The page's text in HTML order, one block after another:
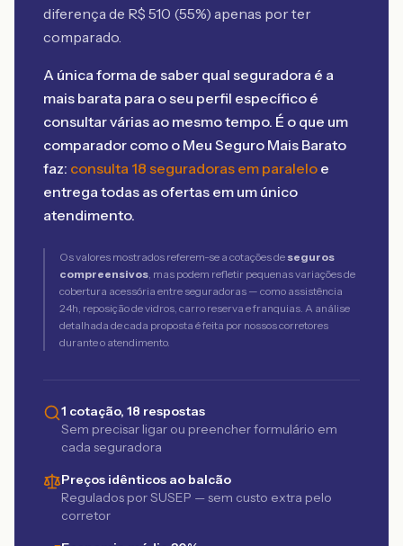
diferença de R$ 510 (55%) apenas por ter
comparado.
A única forma de saber qual seguradora é a
mais barata para o seu perfil específico é
consultar várias ao mesmo tempo. É o que um
comparador como o Meu Seguro Mais Barato
faz: consulta 18 seguradoras em paralelo e
entrega todas as ofertas em um único
atendimento.
Os valores mostrados referem-se a cotações de seguros
compreensivos, mas podem refletir pequenas variações de
cobertura acessória entre seguradoras — como assistência
24h, reposição de vidros, carro reserva e franquias. A análise
detalhada de cada proposta é feita por nossos corretores
durante o atendimento.
1 cotação, 18 respostas
Sem precisar ligar ou preencher formulário em
cada seguradora
Preços idênticos ao balcão
Regulados por SUSEP — sem custo extra pelo
corretor